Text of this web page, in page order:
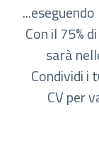
Con il 75%
sarà
Condividi i
CV per